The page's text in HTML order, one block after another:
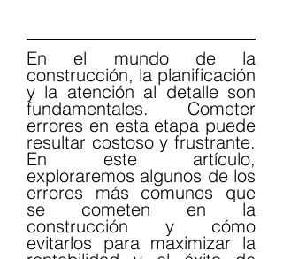
En el mundo de la
construcción, la planificación
y la atención al detalle son
fundamentales. Cometer
errores en esta etapa puede
resultar costoso y frustrante.
En este artículo,
exploraremos algunos de los
errores más comunes que
se cometen en la
construcción y cómo
evitarlos para maximizar la